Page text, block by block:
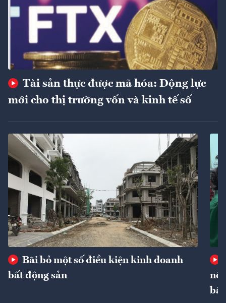
Tài sản thực được mã hóa: Động lực
mới cho thị trường vốn và kinh tế số
Bãi bỏ một số điều kiện kinh doanh
bất động sản